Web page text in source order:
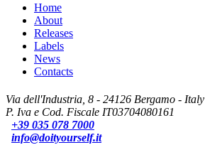
Home
About
Releases
Labels
News
Contacts
Via dell'Industria, 8 - 24126 Bergamo - Italy
P. Iva e Cod. Fiscale IT03704080161
+39 035 078 7000
info@doityourself.it